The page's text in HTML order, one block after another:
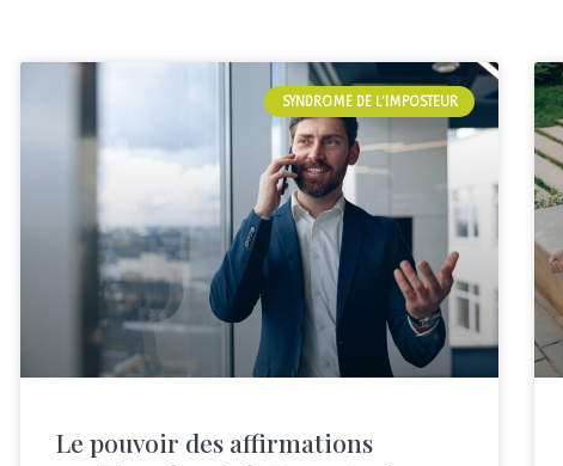
SYNDROME DE L'IMPOSTEUR
Le pouvoir des affirmations